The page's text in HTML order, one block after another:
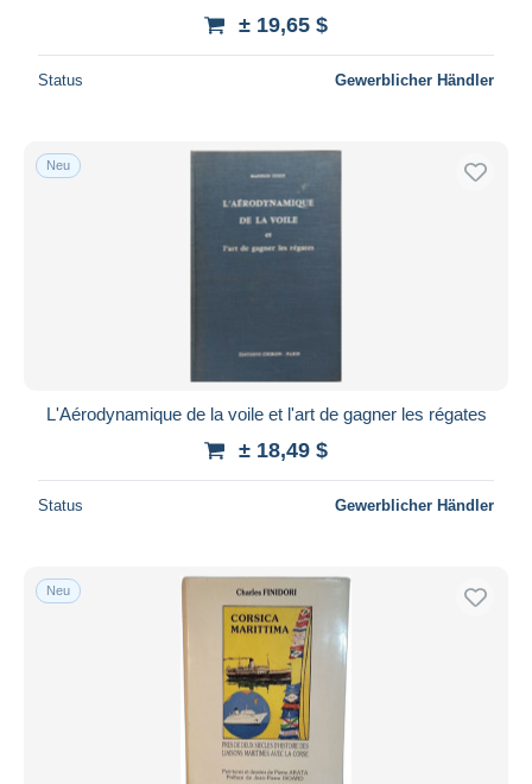
± 19,65 $
Status Gewerblicher Händler
Neu
L'Aérodynamique de la voile et l'art de gagner les régates
± 18,49 $
Status Gewerblicher Händler
Neu